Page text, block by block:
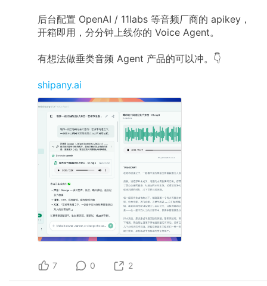
后台配置 OpenAI / 11labs 等音频厂商的 apikey，
开箱即用，分分钟上线你的 Voice Agent。
有想法做垂类音频 Agent 产品的可以冲。👇
shipany.ai
7 0 2